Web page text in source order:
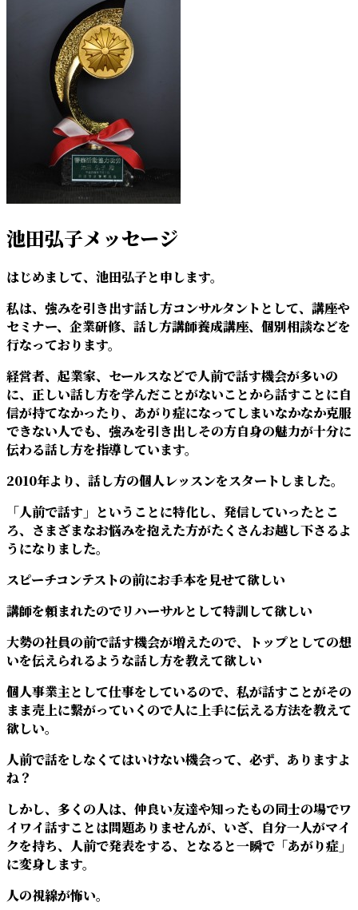
池田弘子メッセージ
はじめまして、池田弘子と申します。
私は、強みを引き出す話し方コンサルタントとして、講座や
セミナー、企業研修、話し方講師養成講座、個別相談などを
行なっております。
経営者、起業家、セールスなどで人前で話す機会が多いの
に、正しい話し方を学んだことがないことから話すことに自
信が持てなかったり、あがり症になってしまいなかなか克服
できない人でも、強みを引き出しその方自身の魅力が十分に
伝わる話し方を指導しています。
2010年より、話し方の個人レッスンをスタートしました。
「人前で話す」ということに特化し、発信していったとこ
ろ、さまざまなお悩みを抱えた方がたくさんお越し下さるよ
うになりました。
スピーチコンテストの前にお手本を見せて欲しい
講師を頼まれたのでリハーサルとして特訓して欲しい
大勢の社員の前で話す機会が増えたので、トップとしての想
いを伝えられるような話し方を教えて欲しい
個人事業主として仕事をしているので、私が話すことがその
まま売上に繋がっていくので人に上手に伝える方法を教えて
欲しい。
人前で話をしなくてはいけない機会って、必ず、ありますよ
ね？
しかし、多くの人は、仲良い友達や知ったもの同士の場でワ
イワイ話すことは問題ありませんが、いざ、自分一人がマイ
クを持ち、人前で発表をする、となると一瞬で「あがり症」
に変身します。
人の視線が怖い。